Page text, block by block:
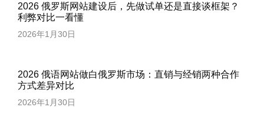
2026 俄罗斯网站建设后，先做试单还是直接谈框架？
利弊对比一看懂
2026年1月30日
2026 俄语网站做白俄罗斯市场：直销与经销两种合作
方式差异对比
2026年1月30日